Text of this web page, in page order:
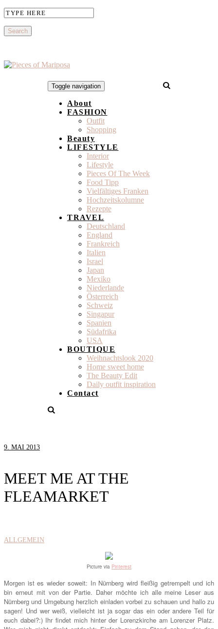
Toggle navigation
About
FASHION
Outfit
Shopping
Beauty
LIFESTYLE
Interior
Lifestyle
Pieces Of The Week
Food Tipp
Vielfältiges Franken
Hochzeitskolumne
Rezepte
TRAVEL
Deutschland
England
Frankreich
Italien
Israel
Japan
Mexiko
Niederlande
Österreich
Schweiz
Singapur
Spanien
Südafrika
USA
BOUTIQUE
Weihnachtslook 2020
Home sweet home
The Beauty Edit
Daily outfit inspiration
Contact
9. MAI 2013
MEET ME AT THE
FLEAMARKET
ALLGEMEIN
Picture via Pinterest
Morgen ist es wieder soweit: In Nürnberg wird fleißig getrempelt und ich
bin erneutmit von der Partie. Daher möchte ich alle meine Leser aus
Nürnberg und Umgebung herzlich einladenvorbei zu schauen und hallo zu
sagen! Und wer weiß, vielleicht ist jasogar das ein oder andere Teil für
euch dabei?:) Ihr findet mich hinter der Lorenzkirche am Lorenzer Platz.